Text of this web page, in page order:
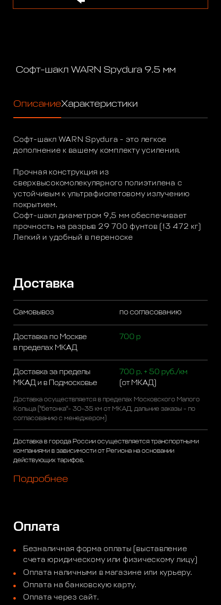
Софт-шакл WARN Spydura 9.5 мм
ОписаниеХарактеристики
Софт-шакл WARN Spydura - это легкое
дополнение к вашему комплекту усиления.
Прочная конструкция из
сверхвысокомолекулярного полиэтилена с
устойчивым к ультрафиолетовому излучению
покрытием.
Софт-шакл диаметром 9,5 мм обеспечивает
прочность на разрыв 29 700 фунтов (13 472 кг)
Легкий и удобный в переноске
Доставка
Самовывоз по согласованию
Доставка по Москве
в пределах МКАД
700 р
Доставка за пределы
МКАД и в Подмосковье
700 р. + 50 руб./км
(от МКАД)
Доставка осуществляется в пределах Московского Малого
Кольца ("бетонка"- 30-35 км от МКАД, дальние заказы - по
согласованию с менеджером)
Доставка в города России осуществляется транспортными
компаниями в зависимости от Региона на основании
действующих тарифов.
Подробнее
Оплата
Безналичная форма оплаты (выставление
счета юридическому или физическому лицу)
Оплата наличными в магазине или курьеру.
Оплата на банковскую карту.
Оплата через сайт.